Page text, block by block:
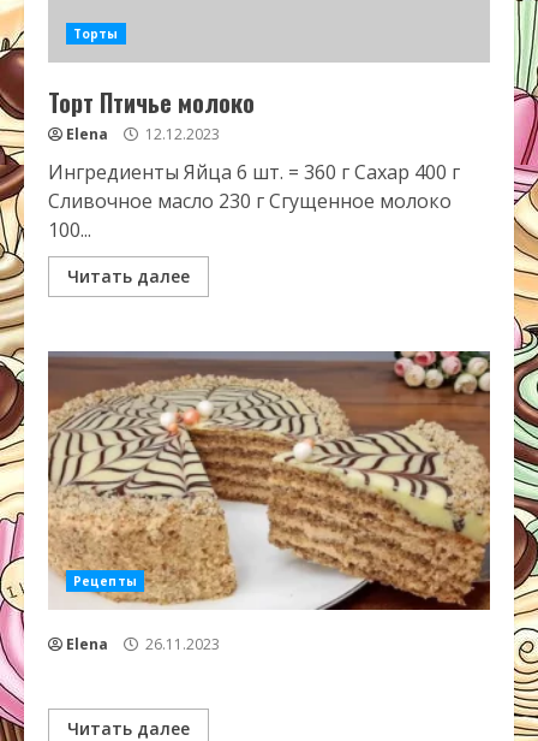
Торты
Торт Птичье молоко
Elena 12.12.2023
Ингредиенты Яйца 6 шт. = 360 г Сахар 400 г
Сливочное масло 230 г Сгущенное молоко
100...
Читать далее
Рецепты
Elena 26.11.2023
Читать далее